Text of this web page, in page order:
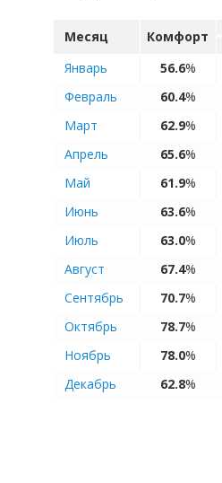
Месяц
Комфорт
Январь
56.6%
Февраль
60.4%
Март
62.9%
Апрель
65.6%
Май
61.9%
Июнь
63.6%
Июль
63.0%
Август
67.4%
Сентябрь
70.7%
Октябрь
78.7%
Ноябрь
78.0%
Декабрь
62.8%